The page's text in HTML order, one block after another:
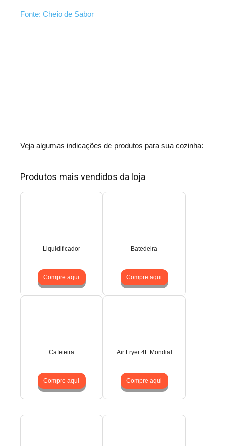
Fonte: Cheio de Sabor
Veja algumas indicações de produtos para sua cozinha:
Produtos mais vendidos da loja
Liquidificador
Compre aqui
Batedeira
Compre aqui
Cafeteira
Compre aqui
Air Fryer 4L Mondial
Compre aqui